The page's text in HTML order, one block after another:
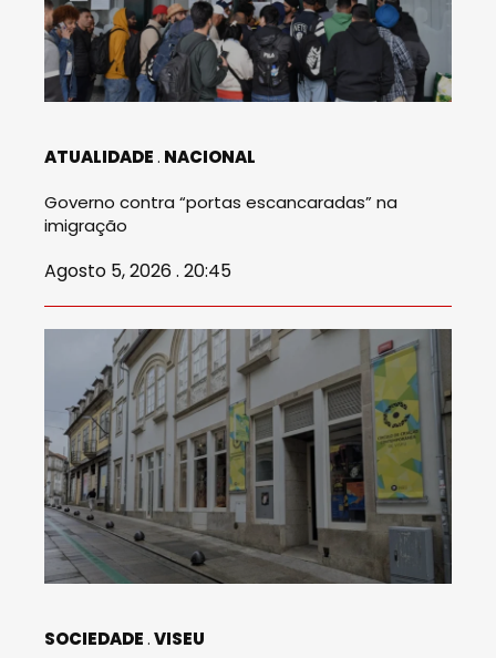
ATUALIDADE NACIONAL
Governo contra “portas escancaradas” na
imigração
Agosto 5, 2026 . 20:45
SOCIEDADE VISEU